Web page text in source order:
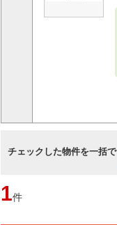
チェックした物件を一括で
1件